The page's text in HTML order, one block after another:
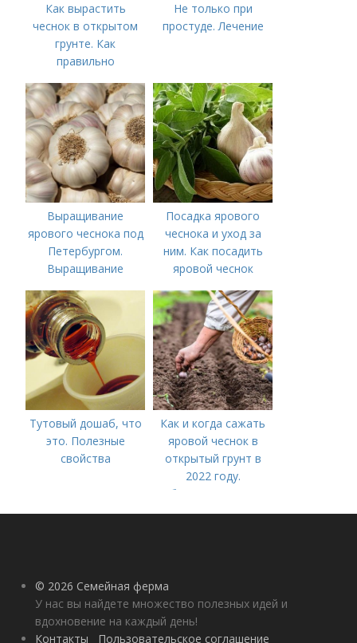
Как вырастить
чеснок в открытом
грунте. Как
правильно
открытом грунте
Не только при
простуде. Лечение
Выращивание
ярового чеснока под
Петербургом.
Выращивание
важных моментов
Посадка ярового
чеснока и уход за
ним. Как посадить
яровой чеснок
Тутовый дошаб, что
это. Полезные
свойства
Как и когда сажать
яровой чеснок в
открытый грунт в
2022 году.
Добавление статьи в
новую подборку
© 2026 Семейная ферма
У нас вы найдете множество полезных идей и
вдохновение на каждый день!
Контакты
Пользовательское соглашение